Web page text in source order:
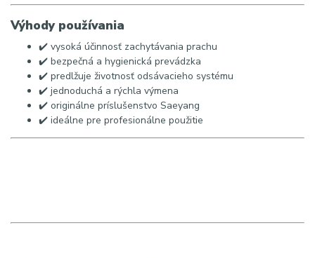
Výhody používania
✔️ vysoká účinnosť zachytávania prachu
✔️ bezpečná a hygienická prevádzka
✔️ predlžuje životnosť odsávacieho systému
✔️ jednoduchá a rýchla výmena
✔️ originálne príslušenstvo Saeyang
✔️ ideálne pre profesionálne použitie